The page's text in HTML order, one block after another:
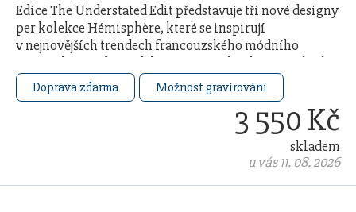
Edice The Understated Edit představuje tři nové designy
per kolekce Hémisphère, které se inspirují
v nejnovějších trendech francouzského módního
průmyslu. Každý model čerpá ze 140letého řemeslného
… Doprava zdarma Možnost gravírování
3 550 Kč
skladem
u vás 11. 08. 2026